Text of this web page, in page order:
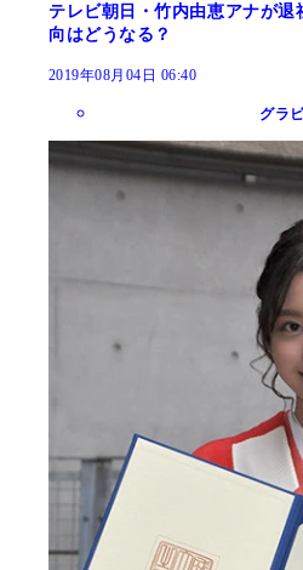
テレビ朝日・竹内由恵アナが
向はどうなる？
2019年08月04日 06:40
グラ